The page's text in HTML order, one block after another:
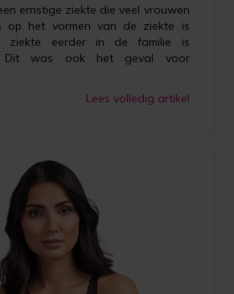
ernstige ziekte die veel vrouwen
op het vormen van de ziekte is
ziekte eerder in de familie is
Dit was ook het geval voor
Lees volledig artikel